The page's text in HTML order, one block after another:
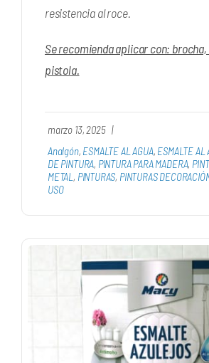
resistencia al roce.
Se recomienda aplicar con:
pistola.
marzo 13, 2025 |
Analgón, ESMALTE AL AGUA, ESMALTE AL
DE PINTURA, PINTURA PARA MADERA,
METAL , PINTURAS, PINTURAS
USO